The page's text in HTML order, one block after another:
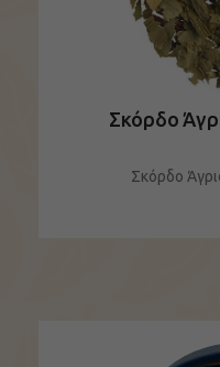
Σκόρδο
Σκόρδο